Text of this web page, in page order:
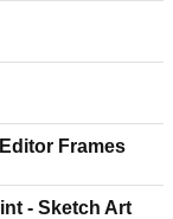
Frames
- Sketch Art